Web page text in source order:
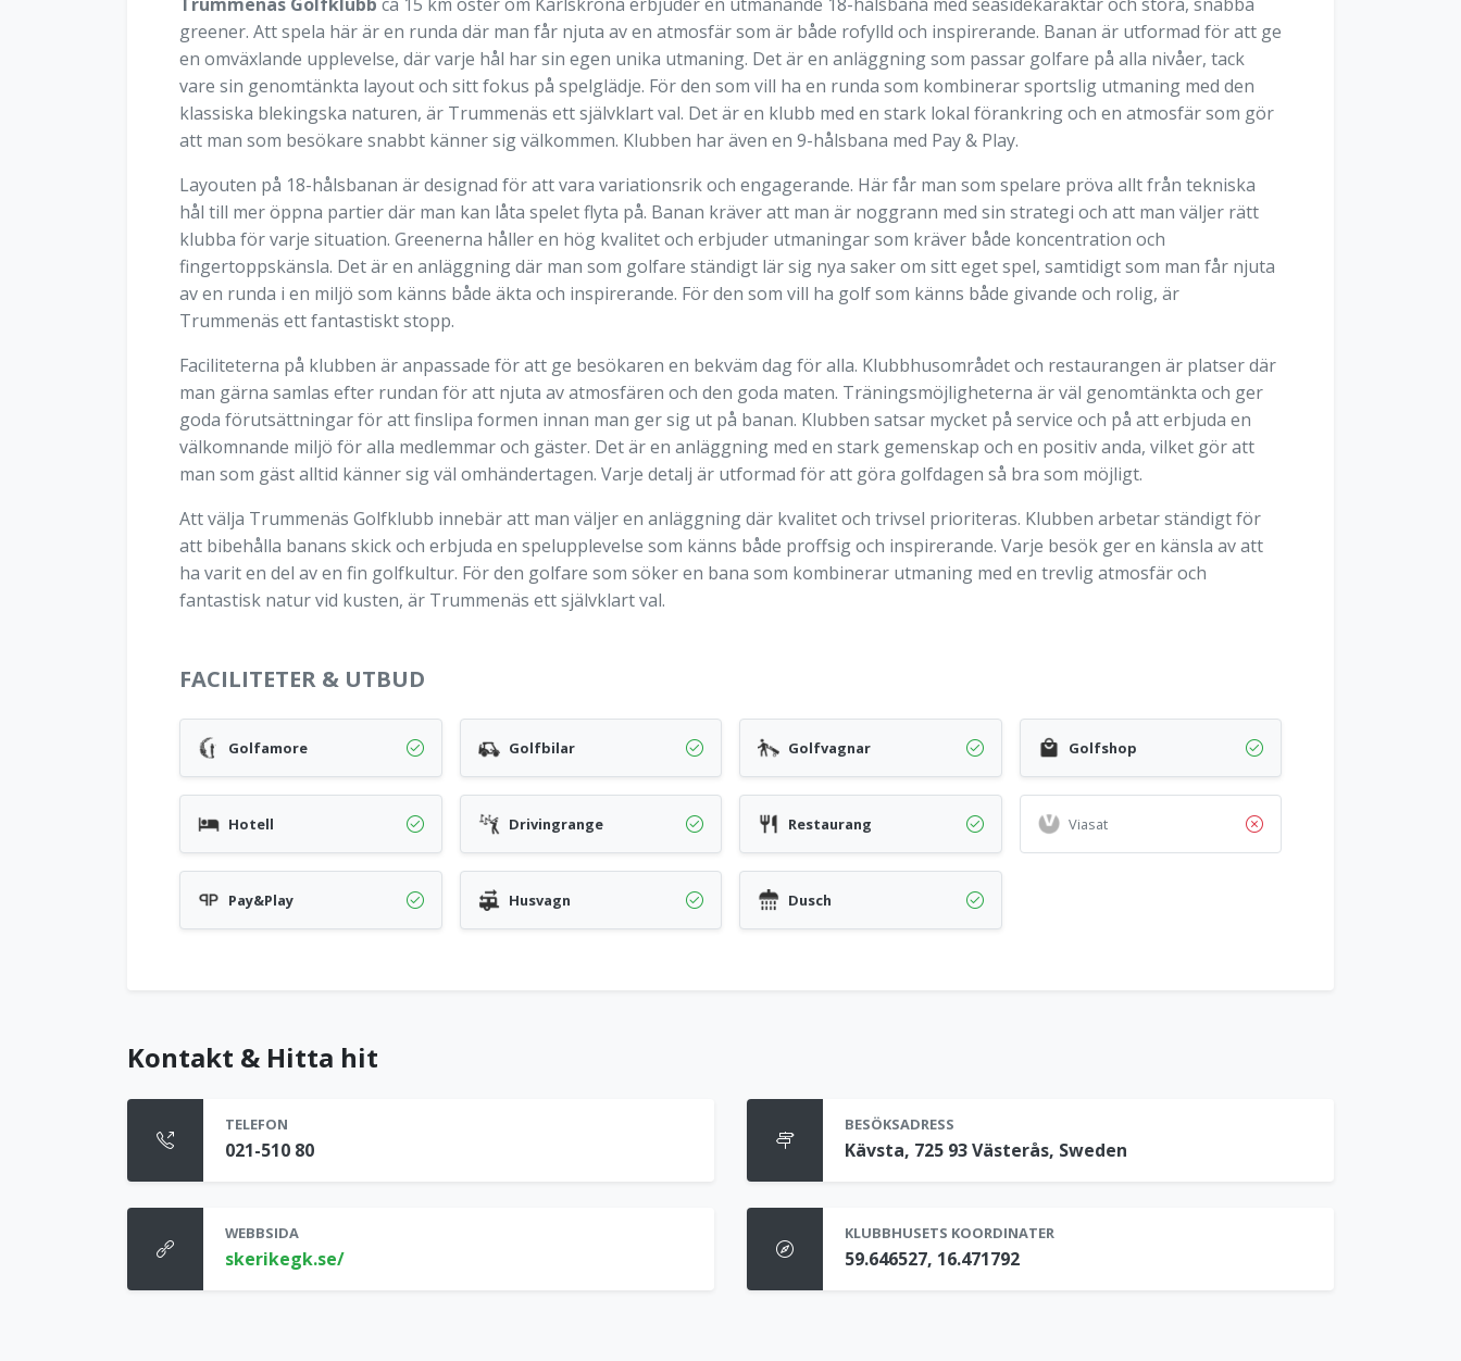
greener. Att spela här är en runda där man får njuta av en atmosfär som är både rofylld och inspirerande. Banan är utformad för att ge
en omväxlande upplevelse, där varje hål har sin egen unika utmaning. Det är en anläggning som passar golfare på alla nivåer, tack
vare sin genomtänkta layout och sitt fokus på spelglädje. För den som vill ha en runda som kombinerar sportslig utmaning med den
klassiska blekingska naturen, är Trummenäs ett självklart val. Det är en klubb med en stark lokal förankring och en atmosfär som gör
att man som besökare snabbt känner sig välkommen. Klubben har även en 9-hålsbana med Pay & Play.
Layouten på 18-hålsbanan är designad för att vara variationsrik och engagerande. Här får man som spelare pröva allt från tekniska
hål till mer öppna partier där man kan låta spelet flyta på. Banan kräver att man är noggrann med sin strategi och att man väljer rätt
klubba för varje situation. Greenerna håller en hög kvalitet och erbjuder utmaningar som kräver både koncentration och
fingertoppskänsla. Det är en anläggning där man som golfare ständigt lär sig nya saker om sitt eget spel, samtidigt som man får njuta
av en runda i en miljö som känns både äkta och inspirerande. För den som vill ha golf som känns både givande och rolig, är
Trummenäs ett fantastiskt stopp.
Faciliteterna på klubben är anpassade för att ge besökaren en bekväm dag för alla. Klubbhusområdet och restaurangen är platser där
man gärna samlas efter rundan för att njuta av atmosfären och den goda maten. Träningsmöjligheterna är väl genomtänkta och ger
goda förutsättningar för att finslipa formen innan man ger sig ut på banan. Klubben satsar mycket på service och på att erbjuda en
välkomnande miljö för alla medlemmar och gäster. Det är en anläggning med en stark gemenskap och en positiv anda, vilket gör att
man som gäst alltid känner sig väl omhändertagen. Varje detalj är utformad för att göra golfdagen så bra som möjligt.
Att välja Trummenäs Golfklubb innebär att man väljer en anläggning där kvalitet och trivsel prioriteras. Klubben arbetar ständigt för
att bibehålla banans skick och erbjuda en spelupplevelse som känns både proffsig och inspirerande. Varje besök ger en känsla av att
ha varit en del av en fin golfkultur. För den golfare som söker en bana som kombinerar utmaning med en trevlig atmosfär och
fantastisk natur vid kusten, är Trummenäs ett självklart val.
FACILITETER & UTBUD
Golfamore Golfbilar Golfvagnar Golfshop
Hotell Drivingrange Restaurang Viasat
Pay&Play Husvagn Dusch
Kontakt & Hitta hit
TELEFON
021-510 80
BESÖKSADRESS
Kävsta, 725 93 Västerås, Sweden
WEBBSIDA
skerikegk.se/
KLUBBHUSETS KOORDINATER
59.646527, 16.471792